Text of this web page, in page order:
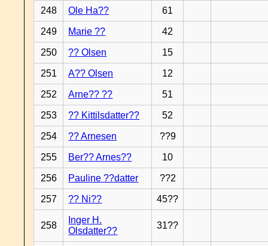
248 Ole Ha?? 61
249 Marie ?? 42
250 ?? Olsen 15
251 A?? Olsen 12
252 Arne?? ?? 51
253 ?? Kittilsdatter?? 52
254 ?? Arnesen ??9
255 Ber?? Arnes?? 10
256 Pauline ??datter ??2
257 ?? Ni?? 45??
258
Inger H.
Olsdatter??
31??